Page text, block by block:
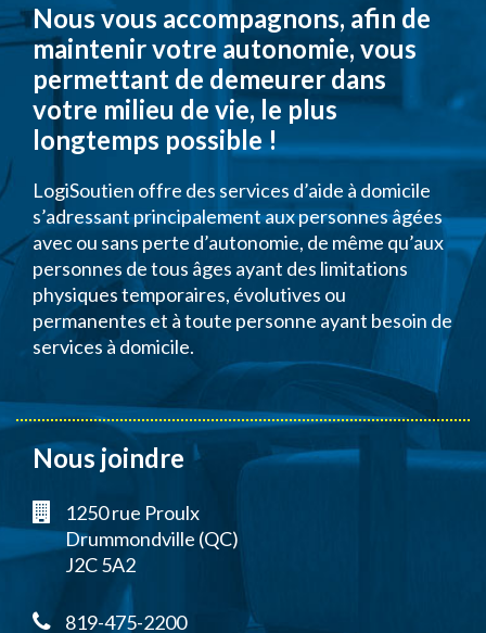
Nous vous accompagnons, afin de
maintenir votre autonomie, vous
permettant de demeurer dans
votre milieu de vie, le plus
longtemps possible !
LogiSoutien offre des services d’aide à domicile
s’adressant principalement aux personnes âgées
avec ou sans perte d’autonomie, de même qu’aux
personnes de tous âges ayant des limitations
physiques temporaires, évolutives ou
permanentes et à toute personne ayant besoin de
services à domicile.
Nous joindre
1250 rue Proulx
Drummondville (QC)
J2C 5A2
819-475-2200